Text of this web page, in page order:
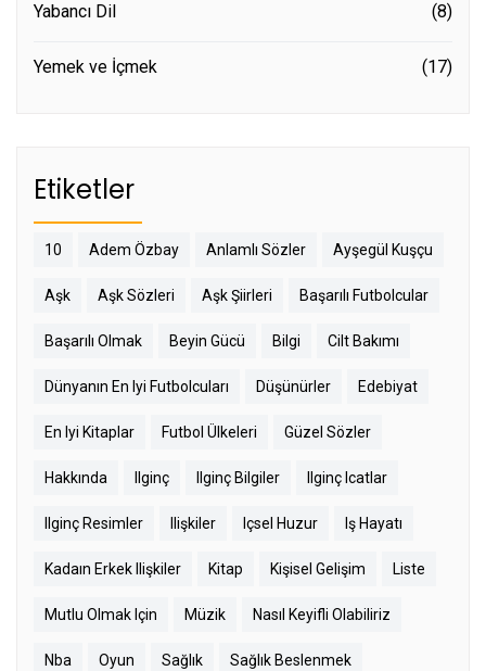
Yabancı Dil (8)
Yemek ve İçmek (17)
Etiketler
10 Adem Özbay Anlamlı Sözler Ayşegül Kuşçu
Aşk Aşk Sözleri Aşk Şiirleri Başarılı Futbolcular
Başarılı Olmak Beyin Gücü Bilgi Cilt Bakımı
Dünyanın En Iyi Futbolcuları Düşünürler Edebiyat
En Iyi Kitaplar Futbol Ülkeleri Güzel Sözler
Hakkında Ilginç Ilginç Bilgiler Ilginç Icatlar
Ilginç Resimler Ilişkiler Içsel Huzur Iş Hayatı
Kadaın Erkek Ilişkiler Kitap Kişisel Gelişim Liste
Mutlu Olmak Için Müzik Nasıl Keyifli Olabiliriz
Nba Oyun Sağlık Sağlık Beslenmek